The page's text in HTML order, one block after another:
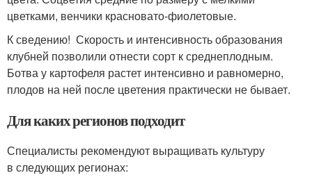
цветками, венчики красновато-фиолетовые.
К сведению! Скорость и интенсивность образования
клубней позволили отнести сорт к среднеплодным.
Ботва у картофеля растет интенсивно и равномерно,
плодов на ней после цветения практически не бывает.
Для каких регионов подходит
Специалисты рекомендуют выращивать культуру
в следующих регионах: